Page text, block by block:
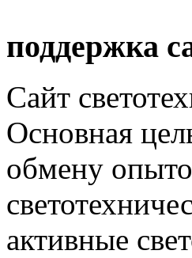
поддержка
Сайт
Основная
обмену
активные